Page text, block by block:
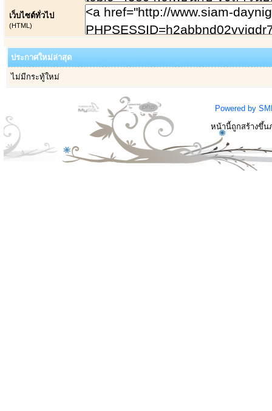
เว็บไซต์ทั่วไป
(HTML)
ประกาศใหม่ล่าสุด
ไม่มีกระทู้ใหม่
Powered by
หน้านี้ถูกสร้างขึ้น